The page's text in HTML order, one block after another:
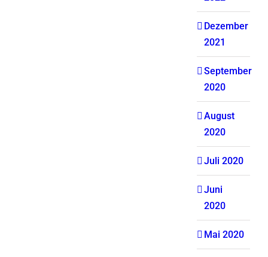
Dezember
2021
September
2020
August
2020
Juli 2020
Juni
2020
Mai 2020